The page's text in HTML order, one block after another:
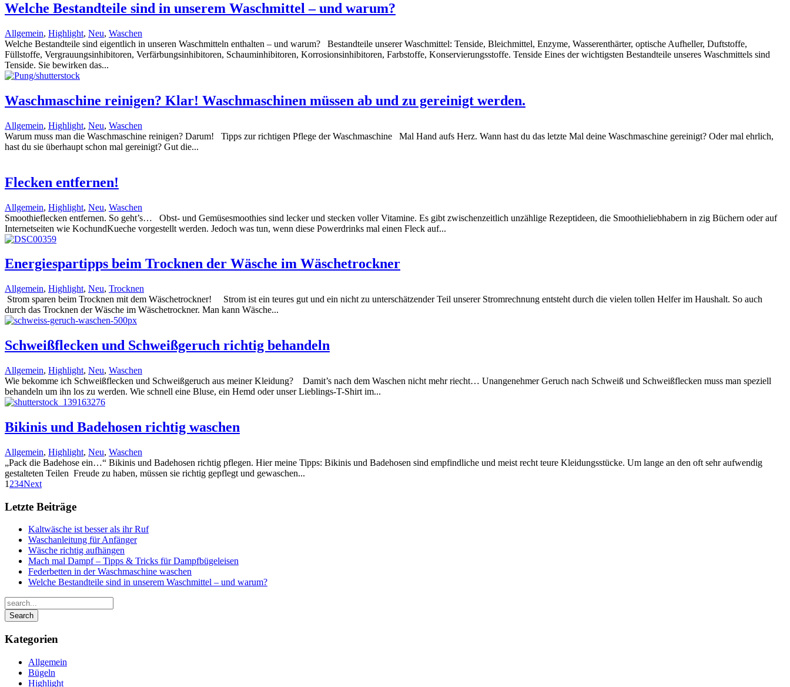
Welche Bestandteile sind in unserem Waschmittel – und warum?
Allgemein, Highlight, Neu, Waschen
Welche Bestandteile sind eigentlich in unseren Waschmitteln enthalten – und warum? Bestandteile unserer Waschmittel: Tenside, Bleichmittel, Enzyme, Wasserenthärter, optische Aufheller, Duftstoffe,
Füllstoffe, Vergrauungsinhibitoren, Verfärbungsinhibitoren, Schauminhibitoren, Korrosionsinhibitoren, Farbstoffe, Konservierungsstoffe. Tenside Eines der wichtigsten Bestandteile unseres Waschmittels sind
Tenside. Sie bewirken das...
Waschmaschine reinigen? Klar! Waschmaschinen müssen ab und zu gereinigt werden.
Allgemein, Highlight, Neu, Waschen
Warum muss man die Waschmaschine reinigen? Darum! Tipps zur richtigen Pflege der Waschmaschine Mal Hand aufs Herz. Wann hast du das letzte Mal deine Waschmaschine gereinigt? Oder mal ehrlich,
hast du sie überhaupt schon mal gereinigt? Gut die...
Flecken entfernen!
Allgemein, Highlight, Neu, Waschen
Smoothieflecken entfernen. So geht’s… Obst- und Gemüsesmoothies sind lecker und stecken voller Vitamine. Es gibt zwischenzeitlich unzählige Rezeptideen, die Smoothieliebhabern in zig Büchern oder auf
Internetseiten wie KochundKueche vorgestellt werden. Jedoch was tun, wenn diese Powerdrinks mal einen Fleck auf...
Energiespartipps beim Trocknen der Wäsche im Wäschetrockner
Allgemein, Highlight, Neu, Trocknen
Strom sparen beim Trocknen mit dem Wäschetrockner! Strom ist ein teures gut und ein nicht zu unterschätzender Teil unserer Stromrechnung entsteht durch die vielen tollen Helfer im Haushalt. So auch
durch das Trocknen der Wäsche im Wäschetrockner. Man kann Wäsche...
Schweißflecken und Schweißgeruch richtig behandeln
Allgemein, Highlight, Neu, Waschen
Wie bekomme ich Schweißflecken und Schweißgeruch aus meiner Kleidung? Damit’s nach dem Waschen nicht mehr riecht… Unangenehmer Geruch nach Schweiß und Schweißflecken muss man speziell
behandeln um ihn los zu werden. Wie schnell eine Bluse, ein Hemd oder unser Lieblings-T-Shirt im...
Bikinis und Badehosen richtig waschen
Allgemein, Highlight, Neu, Waschen
„Pack die Badehose ein…“ Bikinis und Badehosen richtig pflegen. Hier meine Tipps: Bikinis und Badehosen sind empfindliche und meist recht teure Kleidungsstücke. Um lange an den oft sehr aufwendig
gestalteten Teilen Freude zu haben, müssen sie richtig gepflegt und gewaschen...
1 234Next
Letzte Beiträge
Kaltwäsche ist besser als ihr Ruf
Waschanleitung für Anfänger
Wäsche richtig aufhängen
Mach mal Dampf – Tipps & Tricks für Dampfbügeleisen
Federbetten in der Waschmaschine waschen
Welche Bestandteile sind in unserem Waschmittel – und warum?
Kategorien
Allgemein
Bügeln
Highlight